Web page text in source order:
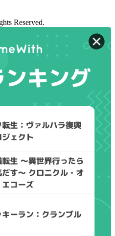
Reserved.